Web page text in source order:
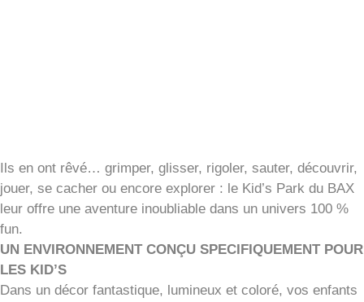
Ils en ont rêvé… grimper, glisser, rigoler, sauter, découvrir,
jouer, se cacher ou encore explorer : le Kid’s Park du BAX
leur offre une aventure inoubliable dans un univers 100 %
fun.
UN ENVIRONNEMENT CONÇU SPECIFIQUEMENT POUR
LES KID’S
Dans un décor fantastique, lumineux et coloré, vos enfants